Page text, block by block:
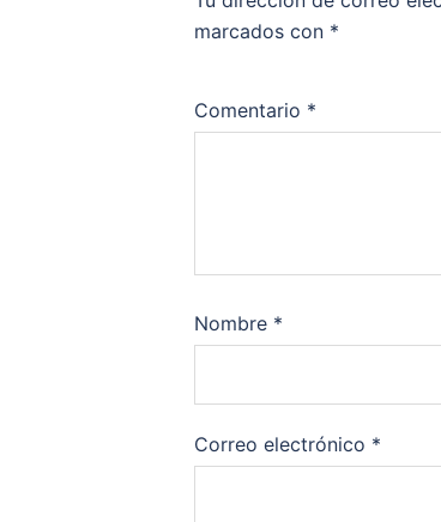
marcados con *
Comentario *
Nombre *
Correo electrónico *